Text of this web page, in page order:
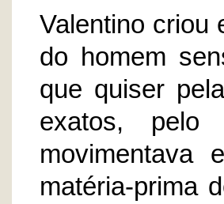
Valentino criou
do homem
que quiser
exatos,
matéria-prima